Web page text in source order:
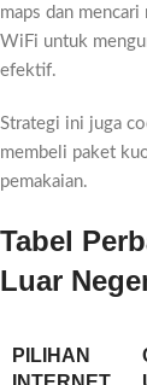
maps dan
WiFi untuk
efektif.
Strategi ini juga
membeli paket
pemakaian.
Tabel
Luar
PILIHAN